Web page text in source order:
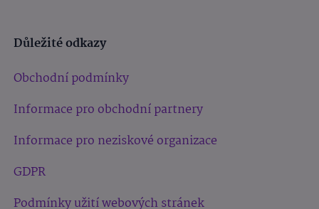
Důležité odkazy
Obchodní podmínky
Informace pro obchodní partnery
Informace pro neziskové organizace
GDPR
Podmínky užití webových stránek